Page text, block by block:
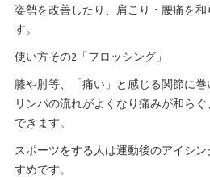
姿勢を改善したり、肩こり・腰痛を
す。
使い方その2「フロッシング」
膝や肘等、「痛い」と感じる関節に巻
リンパの流れがよくなり痛みが和ら
できます。
スポーツをする人は運動後のアイシ
すめです。